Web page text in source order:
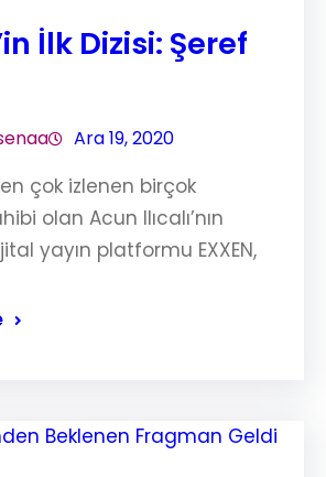
İlk Dizisi: Şeref
Ara 19, 2020
çok izlenen birçok
olan Acun Ilıcalı’nın
yayın platformu EXXEN,